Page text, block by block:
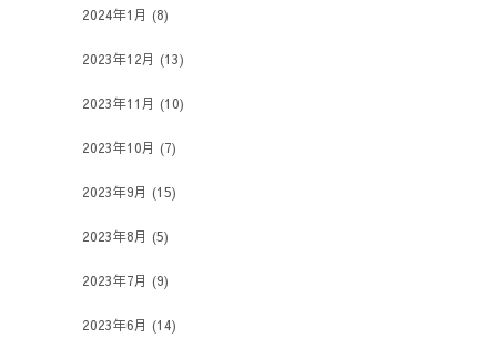
2024年1月 (8)
2023年12月 (13)
2023年11月 (10)
2023年10月 (7)
2023年9月 (15)
2023年8月 (5)
2023年7月 (9)
2023年6月 (14)